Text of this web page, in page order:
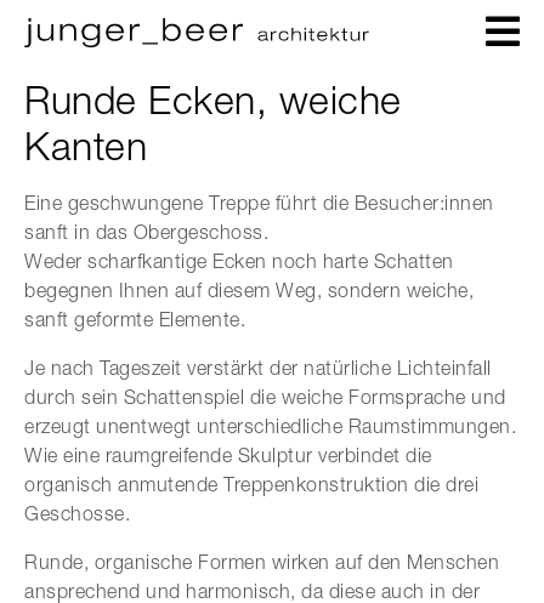
Runde Ecken, weiche
Kanten
Eine geschwungene Treppe führt die Besucher:innen
sanft in das Obergeschoss.
Weder scharfkantige Ecken noch harte Schatten
begegnen Ihnen auf diesem Weg, sondern weiche,
sanft geformte Elemente.
Je nach Tageszeit verstärkt der natürliche Lichteinfall
durch sein Schattenspiel die weiche Formsprache und
erzeugt unentwegt unterschiedliche Raumstimmungen.
Wie eine raumgreifende Skulptur verbindet die
organisch anmutende Treppenkonstruktion die drei
Geschosse.
Runde, organische Formen wirken auf den Menschen
ansprechend und harmonisch, da diese auch in der